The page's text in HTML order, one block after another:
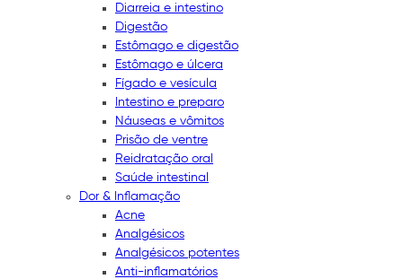
Diarreia e intestino
Digestão
Estômago e digestão
Estômago e úlcera
Fígado e vesícula
Intestino e preparo
Náuseas e vômitos
Prisão de ventre
Reidratação oral
Saúde intestinal
Dor & Inflamação
Acne
Analgésicos
Analgésicos potentes
Anti-inflamatórios